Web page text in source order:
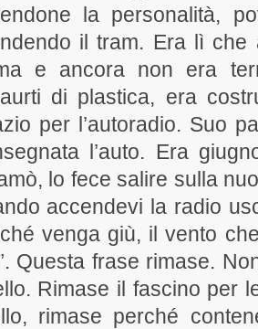
la personalità,
il tram. Era lì
e ancora non era
di plastica, era
per l’autoradio. Suo
l’auto. Era
lo fece salire sulla
accendevi la radio
venga giù, il vento
Questa frase rimase.
Rimase il fascino per
rimase perché